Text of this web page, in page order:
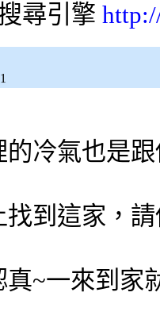
尋引擎
的冷氣也是
找到這家，
真~一來到家